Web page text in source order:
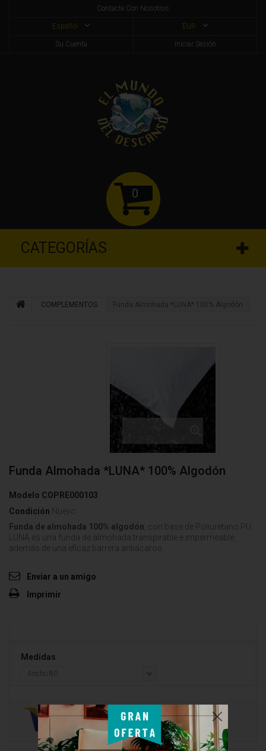
Contacte Con Nosotros
EUR
Español
Iniciar Sesión
Su Cuenta
0
CATEGORÍAS
COMPLEMENTOS Funda Almohada *LUNA* 100% Algodón
Funda Almohada *LUNA* 100% Algodón
Modelo COPRE000103
Condición
Nuevo
Funda de almohada 100% algodón , con base de Poliuretano PU.
LUNA es una funda de almohada transpirable e impermeable,
además de una eficaz barrera antiácaros.
Enviar a un amigo
Imprimir
Medidas
Ancho 80